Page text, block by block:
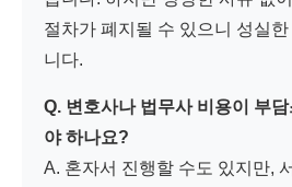
절차가 폐지될 수 있으니 성실
니다.
Q. 변호사나 법무사 비용이 부
야 하나요?
A. 혼자서 진행할 수도 있지만,